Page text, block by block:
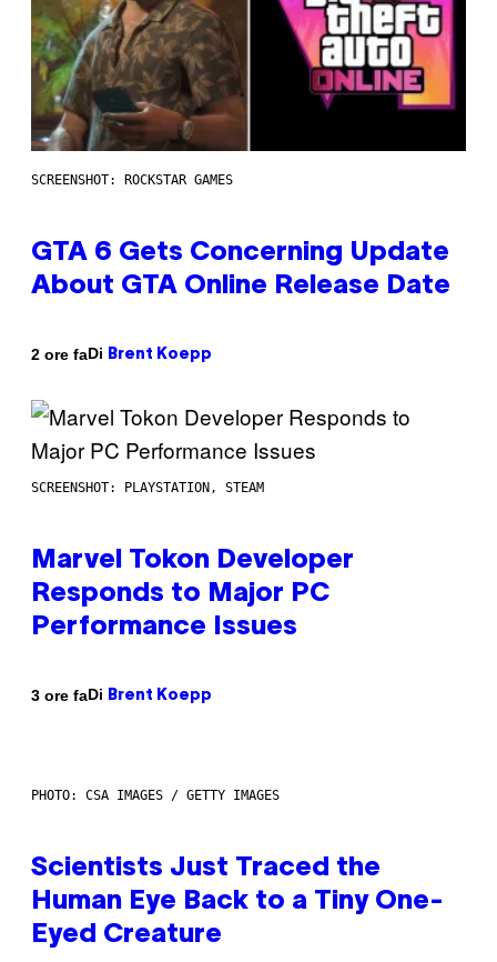
SCREENSHOT: ROCKSTAR GAMES
GTA 6 Gets Concerning Update
About GTA Online Release Date
2 ore faDi Brent Koepp
SCREENSHOT: PLAYSTATION, STEAM
Marvel Tokon Developer
Responds to Major PC
Performance Issues
3 ore faDi Brent Koepp
PHOTO: CSA IMAGES / GETTY IMAGES
Scientists Just Traced the
Human Eye Back to a Tiny One-
Eyed Creature